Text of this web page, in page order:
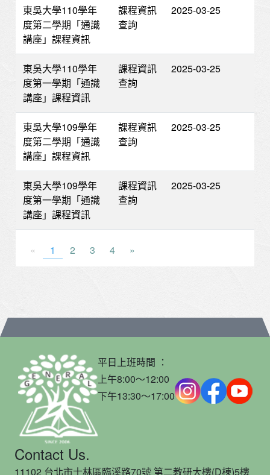
東吳大學110學年
度第二學期「通識
講座」課程資訊
課程資訊
查詢
2025-03-25
東吳大學110學年
度第一學期「通識
講座」課程資訊
課程資訊
查詢
2025-03-25
東吳大學109學年
度第二學期「通識
講座」課程資訊
課程資訊
查詢
2025-03-25
東吳大學109學年
度第一學期「通識
講座」課程資訊
課程資訊
查詢
2025-03-25
« 1 2 3 4 »
平日上班時間 ：
上午8:00～12:00
下午13:30～17:00
Contact Us.
11102 台北市士林區臨溪路70號 第二教研大樓(D棟)5樓